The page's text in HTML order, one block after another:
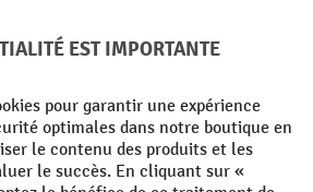
Mentions légales
Politique de cookies